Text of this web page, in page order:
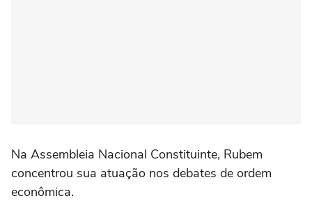
Na Assembleia Nacional Constituinte, Rubem
concentrou sua atuação nos debates de ordem
econômica.